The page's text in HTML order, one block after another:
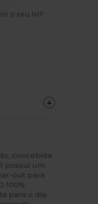
o seu NIF
concebida
possui um
out para
100%
para o dia-